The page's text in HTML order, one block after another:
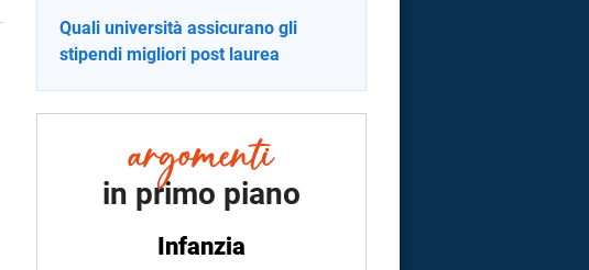
Quali università assicurano gli
stipendi migliori post laurea
in primo piano
Infanzia